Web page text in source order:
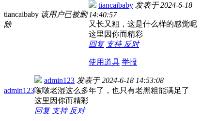
tiancaibaby 该用户已被删
除
tiancaibaby 发表于2024-6-18
14:40:57
又长又粗，这是什么样的感觉呢
这里因你而精彩
回复 支持 反对
使用道具 举报
admin123
admin123 发表于2024-6-18 14:53:08
啵啵老湿这么多年了，也只有老黑粗能满足了
这里因你而精彩
回复 支持 反对